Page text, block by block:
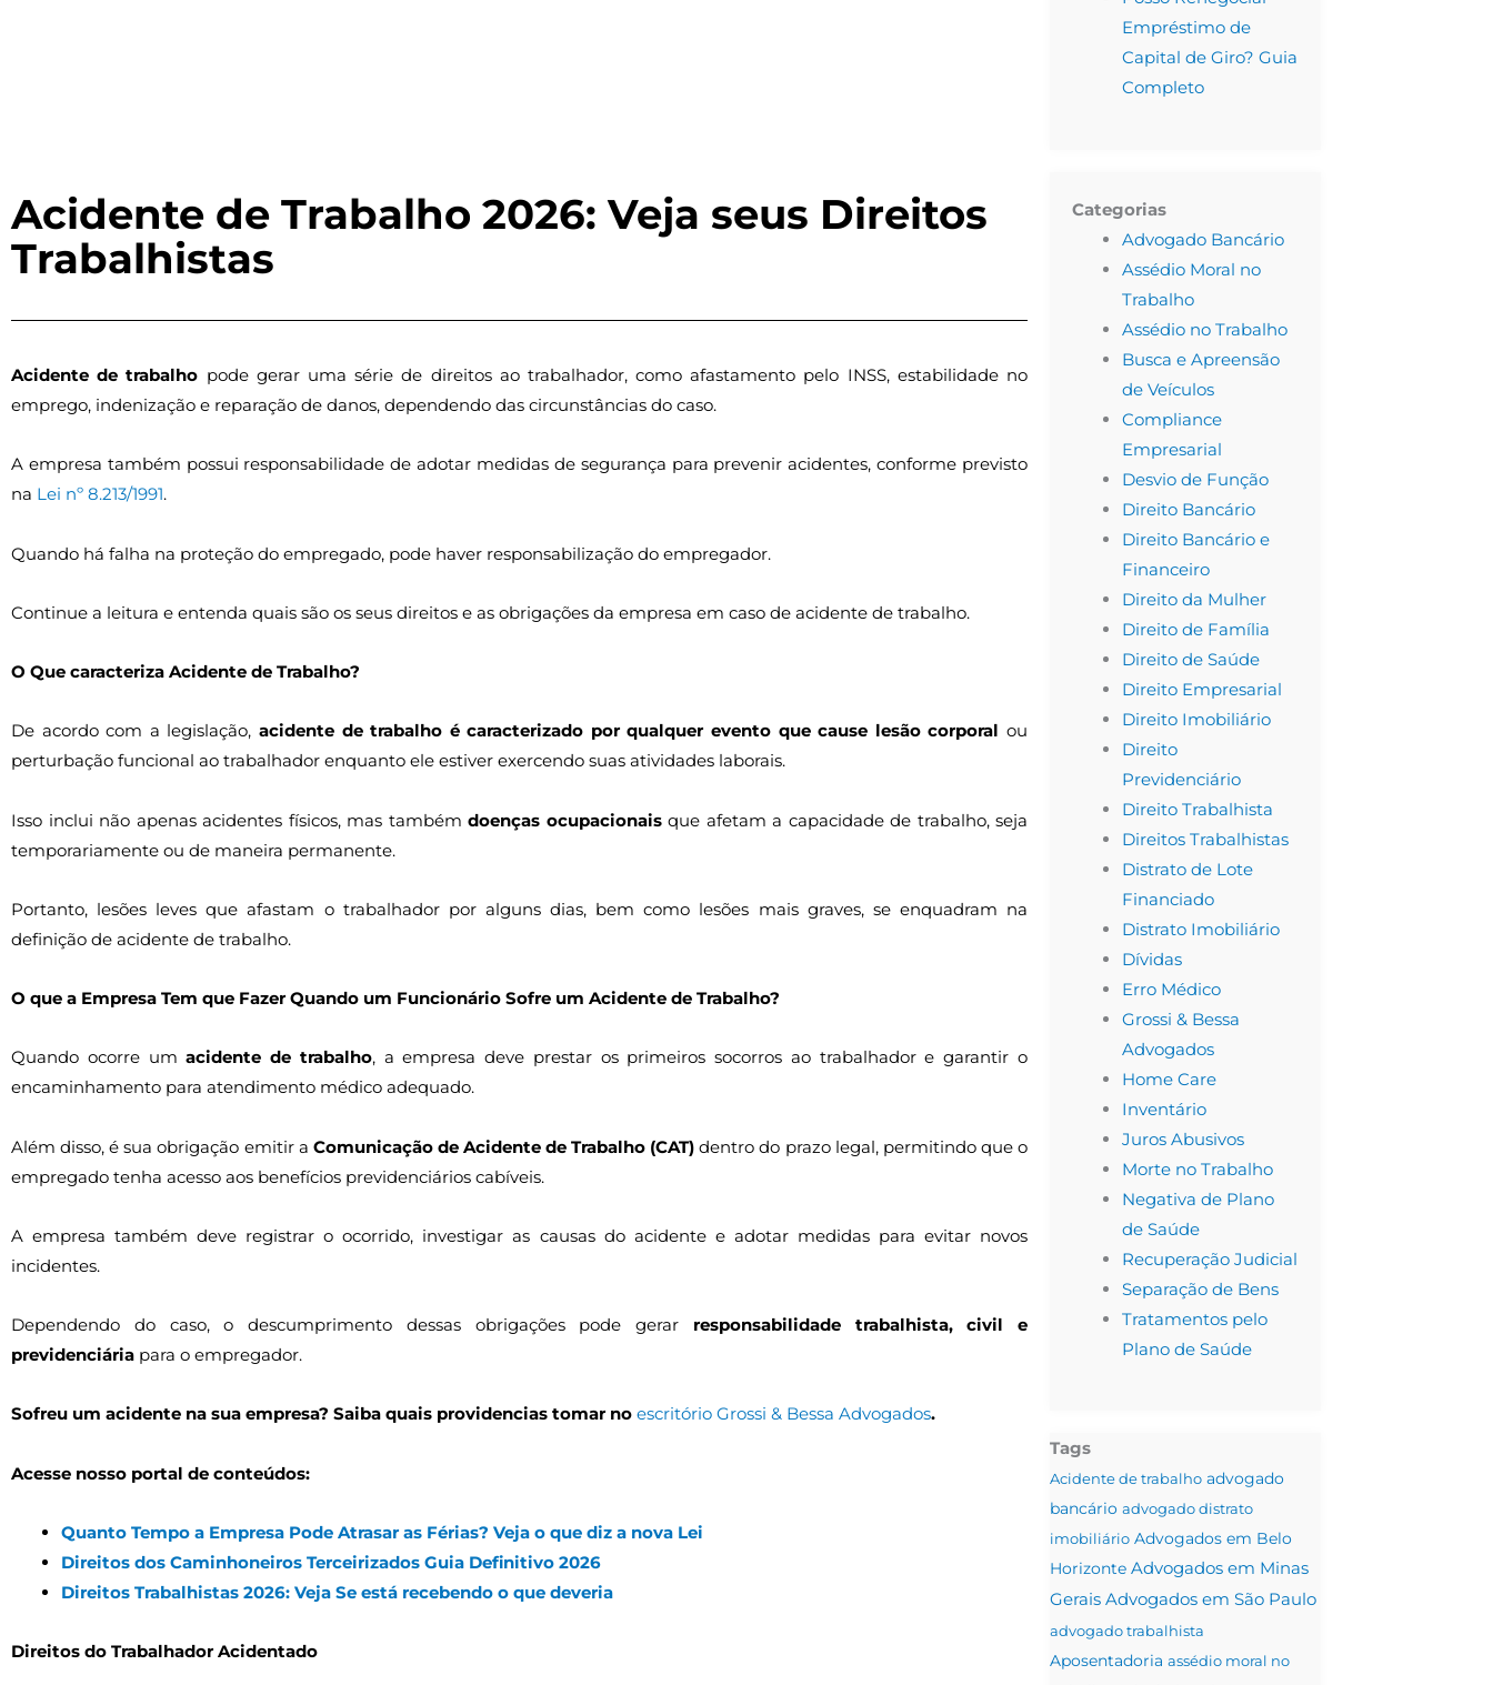
Acidente de Trabalho 2026: Veja seus Direitos
Trabalhistas
Acidente de trabalho pode gerar uma série de direitos ao trabalhador, como afastamento pelo INSS, estabilidade no
emprego, indenização e reparação de danos, dependendo das circunstâncias do caso.
A empresa também possui responsabilidade de adotar medidas de segurança para prevenir acidentes, conforme previsto
na Lei nº 8.213/1991.
Quando há falha na proteção do empregado, pode haver responsabilização do empregador.
Continue a leitura e entenda quais são os seus direitos e as obrigações da empresa em caso de acidente de trabalho.
O Que caracteriza Acidente de Trabalho?
De acordo com a legislação, acidente de trabalho é caracterizado por qualquer evento que cause lesão corporal ou
perturbação funcional ao trabalhador enquanto ele estiver exercendo suas atividades laborais.
Isso inclui não apenas acidentes físicos, mas também doenças ocupacionaisque afetam a capacidade de trabalho, seja
temporariamente ou de maneira permanente.
Portanto, lesões leves que afastam o trabalhador por alguns dias, bem como lesões mais graves, se enquadram na
definição de acidente de trabalho.
O que a Empresa Tem que Fazer Quando um Funcionário Sofre um Acidente de Trabalho?
Quando ocorre umacidente de trabalho, a empresa deve prestar os primeiros socorros ao trabalhador e garantir o
encaminhamento para atendimento médico adequado.
Além disso, é sua obrigação emitir a Comunicação de Acidente de Trabalho (CAT) dentro do prazo legal, permitindo que o
empregado tenha acesso aos benefícios previdenciários cabíveis.
A empresa também deve registrar o ocorrido, investigar as causas do acidente e adotar medidas para evitar novos
incidentes.
Dependendo do caso, o descumprimento dessas obrigações pode gerar responsabilidade trabalhista, civil e
previdenciária para o empregador.
Sofreu um acidente na sua empresa? Saiba quais providencias tomar no escritório Grossi & Bessa Advogados.
Acesse nosso portal de conteúdos:
Quanto Tempo a Empresa Pode Atrasar as Férias? Veja o que diz a nova Lei
Direitos dos Caminhoneiros Terceirizados Guia Definitivo 2026
Direitos Trabalhistas 2026: Veja Se está recebendo o que deveria
Direitos do Trabalhador Acidentado
Empréstimo de
Capital de Giro? Guia
Completo
Categorias
Advogado Bancário
Assédio Moral no
Trabalho
Assédio no Trabalho
Busca e Apreensão
de Veículos
Compliance
Empresarial
Desvio de Função
Direito Bancário
Direito Bancário e
Financeiro
Direito da Mulher
Direito de Família
Direito de Saúde
Direito Empresarial
Direito Imobiliário
Direito
Previdenciário
Direito Trabalhista
Direitos Trabalhistas
Distrato de Lote
Financiado
Distrato Imobiliário
Dívidas
Erro Médico
Grossi & Bessa
Advogados
Home Care
Inventário
Juros Abusivos
Morte no Trabalho
Negativa de Plano
de Saúde
Recuperação Judicial
Separação de Bens
Tratamentos pelo
Plano de Saúde
Tags
Acidente de trabalho advogado
bancário advogado distrato
imobiliário Advogados em Belo
Horizonte Advogados em Minas
Gerais Advogados em São Paulo
advogado trabalhista
Aposentadoria assédio moral no